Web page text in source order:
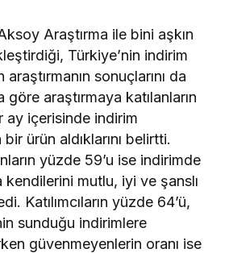
Araştırma ile bini aşkın
Türkiye’nin indirim
araştırmanın sonuçlarını da
göre araştırmaya katılanların
ay içerisinde indirim
ürün aldıklarını belirtti.
yüzde 59’u ise indirimde
kendilerini mutlu, iyi ve şanslı
Katılımcıların yüzde 64’ü,
sunduğu indirimlere
güvenmeyenlerin oranı ise